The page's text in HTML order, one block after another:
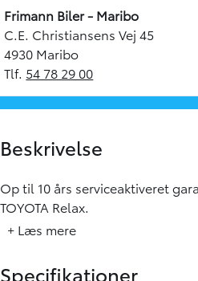
Frimann Biler - Maribo
C.E. Christiansens Vej 45
4930 Maribo
Tlf. 54 78 29 00
Beskrivelse
Op til 10 års serviceaktiveret
TOYOTA Relax.
+ Læs mere
Specifikationer